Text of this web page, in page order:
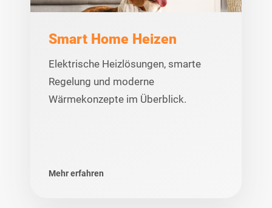
Smart Home Heizen
Elektrische Heizlösungen, smarte
Regelung und moderne
Wärmekonzepte im Überblick.
Mehr erfahren